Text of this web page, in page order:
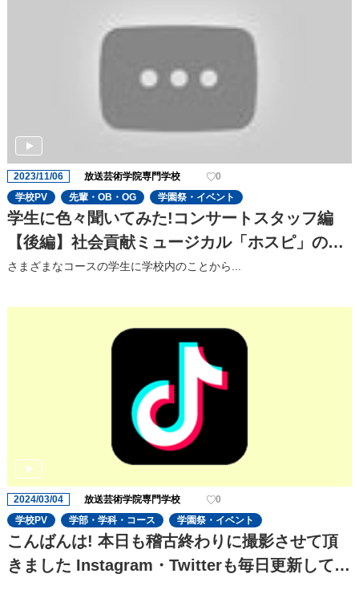
2023/11/06 放送芸術学院専門学校
0
学校PV
先輩・OB・OG 学園祭・イベント
学生に色々聞いてみた!コンサートスタッフ編
【後編】社会貢献ミュージカル「ホスピ」の⾒
どころを聞いてみた!
さまざまなコースの学⽣に学校内のことから...
2024/03/04 放送芸術学院専門学校
0
学校PV
学部・学科・コース 学園祭・イベント
こんばんは! 本日も稽古終わりに撮影させて頂
きました Instagram・Twitterも毎日更新してお